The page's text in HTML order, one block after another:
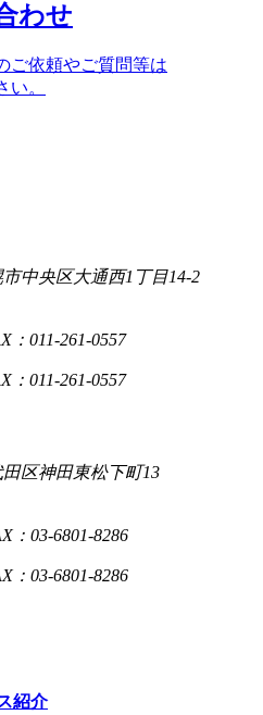
わせ
ご依頼やご質問等は
。
中央区大通西1丁目14-2
：011-261-0557
：011-261-0557
田区神田東松下町13
：03-6801-8286
：03-6801-8286
紹介